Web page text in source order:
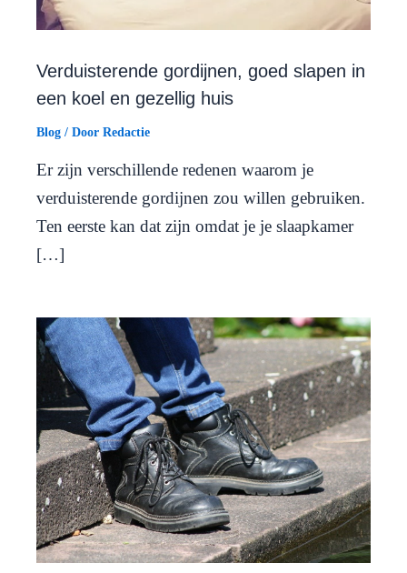
Verduisterende gordijnen, goed slapen in
een koel en gezellig huis
Blog / Door Redactie
Er zijn verschillende redenen waarom je
verduisterende gordijnen zou willen gebruiken.
Ten eerste kan dat zijn omdat je je slaapkamer
[…]